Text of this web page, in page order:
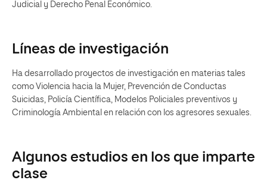
Judicial y Derecho Penal Económico.
Líneas de investigación
Ha desarrollado proyectos de investigación en materias tales
como Violencia hacia la Mujer, Prevención de Conductas
Suicidas, Policía Científica, Modelos Policiales preventivos y
Criminología Ambiental en relación con los agresores sexuales.
Algunos estudios en los que imparte
clase